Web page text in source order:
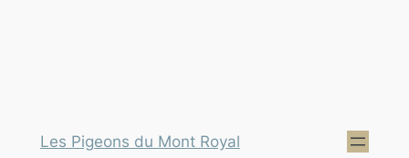
Les Pigeons du Mont Royal